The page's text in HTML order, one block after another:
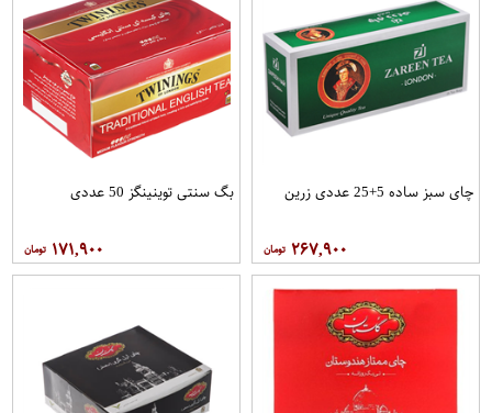
چای سبز ساده 5+25 عددی زرین
۲۶۷,۹۰۰
بگ سنتی توینینگز 50 عددی
۱۷۱,۹۰۰